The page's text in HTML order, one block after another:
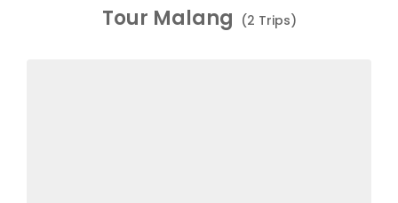
Tour Malang (2 Trips)